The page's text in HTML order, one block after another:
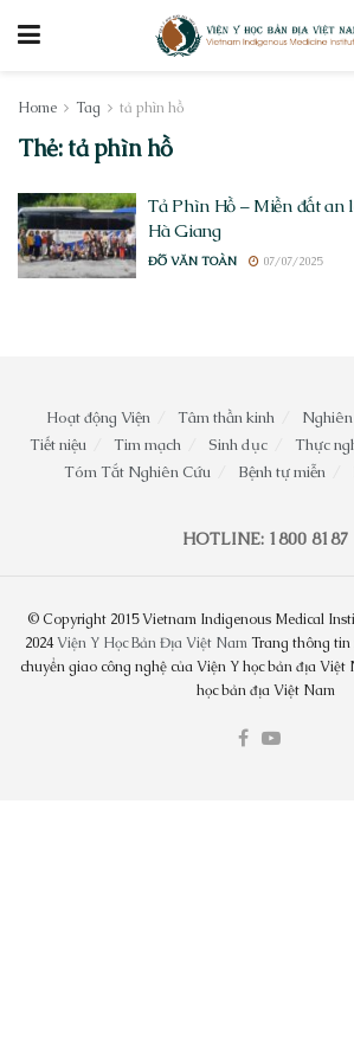
Home Tag tả phìn hồ
Thẻ:tả phìn hồ
Tả Phìn Hồ – Miền đất an
Hà Giang
ĐỖ VĂN TOÀN 07/07/2025
Hoạt động Viện Tâm thần kinh
Tiết niệu
Tim mạch Sinh dục Thực
Tóm Tắt Nghiên Cứu
Bệnh tự miễn
HOTLINE: 1800 8187
© Copyright 2015 Vietnam Indigenous Medical
2024Viện Y Học Bản Địa Việt NamTrang thông tin
chuyển giao công nghệ của Viện Y học bản địa
học bản địa Việt Nam